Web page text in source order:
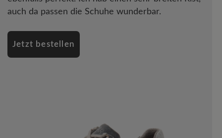
auch da passen die Schuhe wunderbar.
Jetzt bestellen